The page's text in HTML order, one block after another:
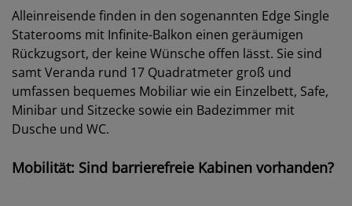
Alleinreisende finden in den sogenannten Edge Single
Staterooms mit Infinite-Balkon einen geräumigen
Rückzugsort, der keine Wünsche offen lässt. Sie sind
samt Veranda rund 17 Quadratmeter groß und
umfassen bequemes Mobiliar wie ein Einzelbett, Safe,
Minibar und Sitzecke sowie ein Badezimmer mit
Dusche und WC.
Mobilität: Sind barrierefreie Kabinen vorhanden?